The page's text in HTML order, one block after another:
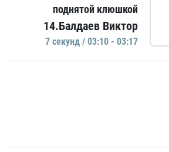
поднятой клюшкой
14.Балдаев Виктор
7 секунд / 03:10 - 03:17